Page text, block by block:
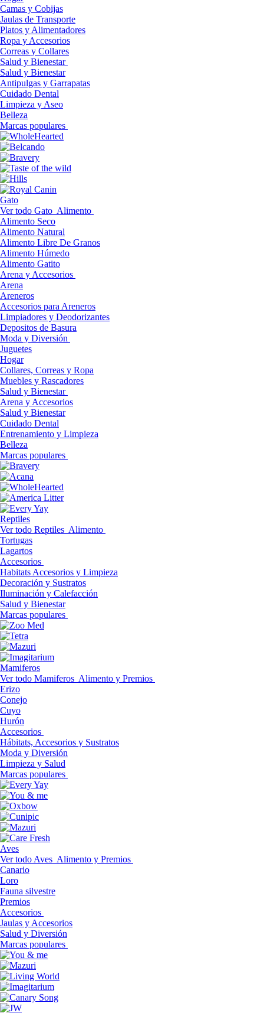
Camas y Cobijas
Jaulas de Transporte
Platos y Alimentadores
Ropa y Accesorios
Correas y Collares
Salud y Bienestar
Salud y Bienestar
Antipulgas y Garrapatas
Cuidado Dental
Limpieza y Aseo
Belleza
Marcas populares
Gato
Ver todo Gato Alimento
Alimento Seco
Alimento Natural
Alimento Libre De Granos
Alimento Húmedo
Alimento Gatito
Arena y Accesorios
Arena
Areneros
Accesorios para Areneros
Limpiadores y Deodorizantes
Depositos de Basura
Moda y Diversión
Juguetes
Hogar
Collares, Correas y Ropa
Muebles y Rascadores
Salud y Bienestar
Arena y Accesorios
Salud y Bienestar
Cuidado Dental
Entrenamiento y Limpieza
Belleza
Marcas populares
Reptiles
Ver todo Reptiles Alimento
Tortugas
Lagartos
Accesorios
Habitats Accesorios y Limpieza
Decoración y Sustratos
Iluminación y Calefacción
Salud y Bienestar
Marcas populares
Mamiferos
Ver todo Mamiferos Alimento y Premios
Erizo
Conejo
Cuyo
Hurón
Accesorios
Hábitats, Accesorios y Sustratos
Moda y Diversión
Limpieza y Salud
Marcas populares
Aves
Ver todo Aves Alimento y Premios
Canario
Loro
Fauna silvestre
Premios
Accesorios
Jaulas y Accesorios
Salud y Diversión
Marcas populares